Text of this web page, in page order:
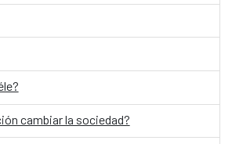
cambiar la sociedad?